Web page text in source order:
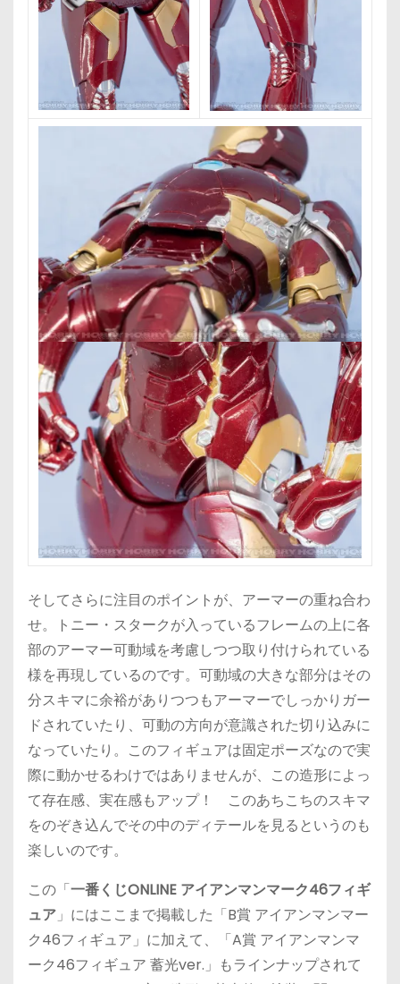
そしてさらに注目のポイントが、アーマーの重ね合わ
せ。トニー・スタークが入っているフレームの上に各
部のアーマー可動域を考慮しつつ取り付けられている
様を再現しているのです。可動域の大きな部分はその
分スキマに余裕がありつつもアーマーでしっかりガー
ドされていたり、可動の方向が意識された切り込みに
なっていたり。このフィギュアは固定ポーズなので実
際に動かせるわけではありませんが、この造形によっ
て存在感、実在感もアップ！ このあちこちのスキマ
をのぞき込んでその中のディテールを見るというのも
楽しいのです。
この「一番くじONLINE アイアンマンマーク46フィギ
ュア 」にはここまで掲載した「B賞 アイアンマンマー
ク46フィギュア」に加えて、「A賞 アイアンマンマ
ーク46フィギュア 蓄光ver.」もラインナップされて